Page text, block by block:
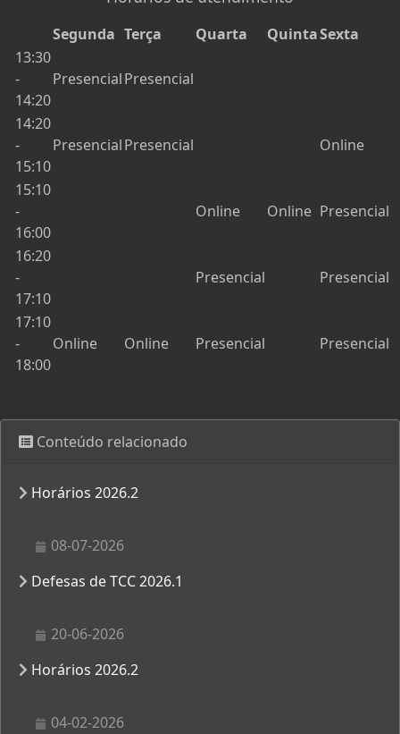
Segunda Terça Quarta QuintaSexta
13:30
-
14:20
PresencialPresencial
14:20
-
15:10
PresencialPresencial Online
15:10
-
16:00
Online Online Presencial
16:20
-
17:10
Presencial Presencial
17:10
-
18:00
Online Online Presencial Presencial
Conteúdo relacionado
Horários 2026.2
08-07-2026
Defesas de TCC 2026.1
20-06-2026
Horários 2026.2
04-02-2026